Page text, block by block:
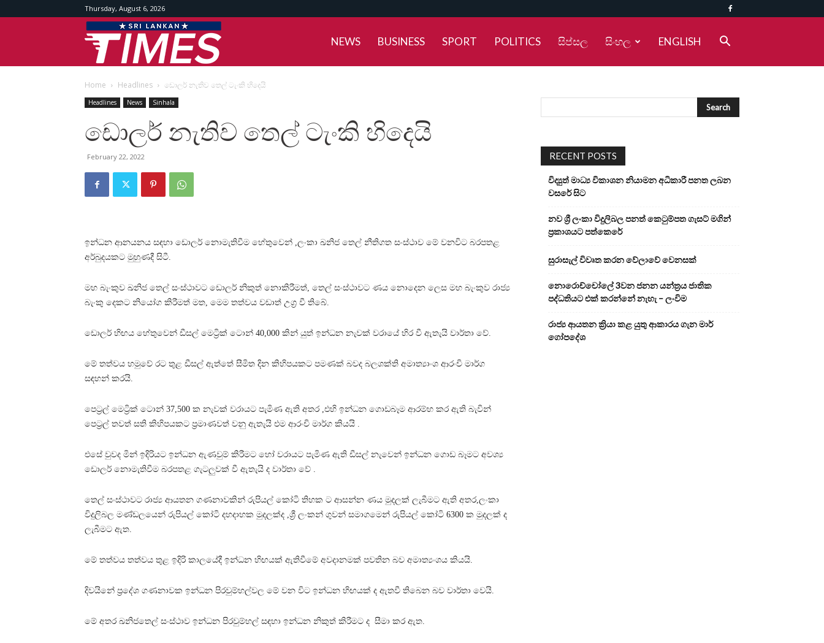
Thursday, August 6, 2026
Srilankan
Times
NEWS BUSINESS SPORT POLITICS සිප්සල සිංහල ENGLISH
Home Headlines ඩොලර් නැතිව තෙල් ටැංකි හිදෙයි
Headlines News Sinhala
ඩොලර් නැතිව තෙල් ටැංකි හිදෙයි
February 22, 2022
ඉන්ධන ආනයනය සඳහා ඩොලර් නොමැතිවීම හේතුවෙන් ,ලංකා ඛනිජ තෙල් නීතිගත සංස්ථාව මේ වනවිට බරපතළ
අර්බුදයකට මුහුණදී සිටී.
මහ බැංකුව ඛනිජ තෙල් සංස්ථාවට ඩොලර් නිකුත් නොකිරීමත්, තෙල් සංස්ථාවට ණය නොදෙන ලෙස මහ බැංකුව රාජ්‍ය
බැංකු දෙකට නියෝග කිරීමත් මත, මෙම තත්වය වඩාත් උග්‍ර වී තිබේ.
ඩොලර් හිඟය හේතුවෙන් ඩීසල් මෙට්‍රික් ටොන් 40,000 කින් යුත් ඉන්ධන නැවක් වරායේ හිර වී ඇතැයි වාර්තා වේ.
මේ තත්වය හමුවේ රට තුළ ඩීසල් ඇත්තේ සීමිත දින කිහිපයකට පමණක් බවද බලශක්ති අමාත්‍යාංශ ආරංචි මාර්ග
සඳහන් කරයි.
පෙට්‍රල් මෙට්‍රික් ටොන් 37,500 ක නැවක් වරායට පැමිණ ඇති අතර ,එහි ඉන්ධන ගොඩබෑම ආරම්භ කර ඇති බැවින්
පෙට්‍රල් තවත් සති කිහිපයකට ප්‍රමාණවත් වනු ඇතැයි එම ආරංචි මාර්ග කියයි .
එසේ වුවද මින් ඉදිරියට ඉන්ධන ඇණවුම් කිරීමට හෝ වරායට පැමිණ ඇති ඩීසල් නැවෙන් ඉන්ධන ගොඩ බෑමට අවශ්‍ය
ඩොලර් නොමැතිවීම බරපතළ ගැටලුවක් වී ඇතැයි ද වාර්තා වේ .
තෙල් සංස්ථාවට රාජ්‍ය ආයතන ගණනාවකින් රුපියල් කෝටි තිහක ට ආසන්න ණය මුදලක් ලැබීමට ඇති අතර,ලංකා
විදුලිබල මණ්ඩලයෙන් රුපියල් කෝටි දහදාහක මුදලක්ද ,ශ්‍රී ලංකන් ගුවන් සමාගමෙන් රුපියල් කෝටි 6300 ක මුදලක් ද
ලැබීමට ඇත.
මේ තත්වය තත්වය තුළ ඉදිරි කාලයේදී ඉන්ධන හිඟයක් ඇතිවීමේ අවදානමක් පවතින බව අමාත්‍යංශය කියයි.
දිවයිනේ ප්‍රදේශ ගණනාවක ඉන්ධන පිරවුම්හල්වල මේ වන විට ඉන්ධන හිඟයක් ද ඇතවී තිබෙන බව වාර්තා වෙයි.
මේ අතර ඛනිජතෙල් සංස්ථාව ඉන්ධන පිරවුම්හල් සඳහා ඉන්ධන නිකුත් කිරීමට ද සීමා කර ඇත.
RECENT POSTS
විද්‍යුත් මාධ්‍ය විකාශන නියාමන අධිකාරී පනත ලබන
වසරේ සිට
නව ශ්‍රී ලංකා විදුලිබල පනත් කෙටුම්පත ගැසට් මගින්
ප්‍රකාශයට පත්කෙරේ
සුරාසැල් විවෘත කරන වේලාවේ වෙනසක්
නොරොච්චෝලේ 3වන ජනන යන්ත්‍රය ජාතික
පද්ධතියට එක් කරන්නේ නැහැ – ලංවිම
රාජ්‍ය ආයතන ක්‍රියා කළ යුතු ආකාරය ගැන මාර්
ගෝපදේශ